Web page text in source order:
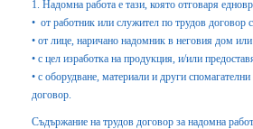
1. Надомна работа е тази, която отговаря
• от работник или служител по трудов договор
• от лице, наричано надомник в неговия дом
• с цел изработка на продукция, и/или
• с оборудване, материали и други
договор.
Съдържание на трудов договор за надомна